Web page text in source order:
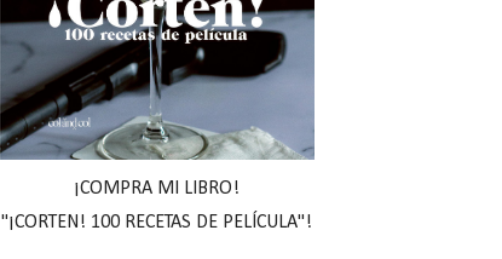
¡COMPRA MI LIBRO!
"¡CORTEN! 100 RECETAS DE PELÍCULA"!